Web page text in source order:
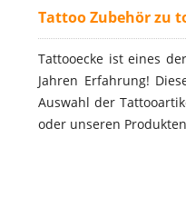
Tattoo Zubehör zu
Tattooecke ist eines
Jahren Erfahrung!
Auswahl der
oder unseren